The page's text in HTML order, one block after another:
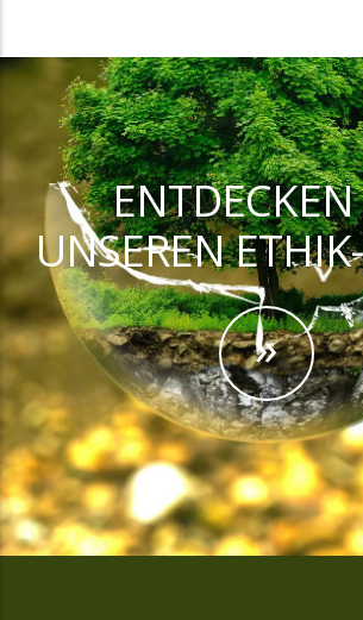
ENTDECKEN
UNSEREN
»